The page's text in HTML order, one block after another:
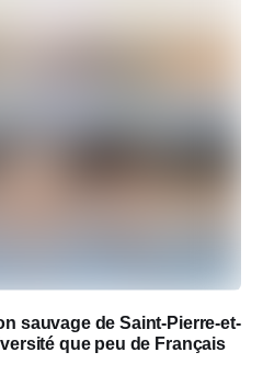
sauvage de Saint-Pierre-et-
que peu de Français